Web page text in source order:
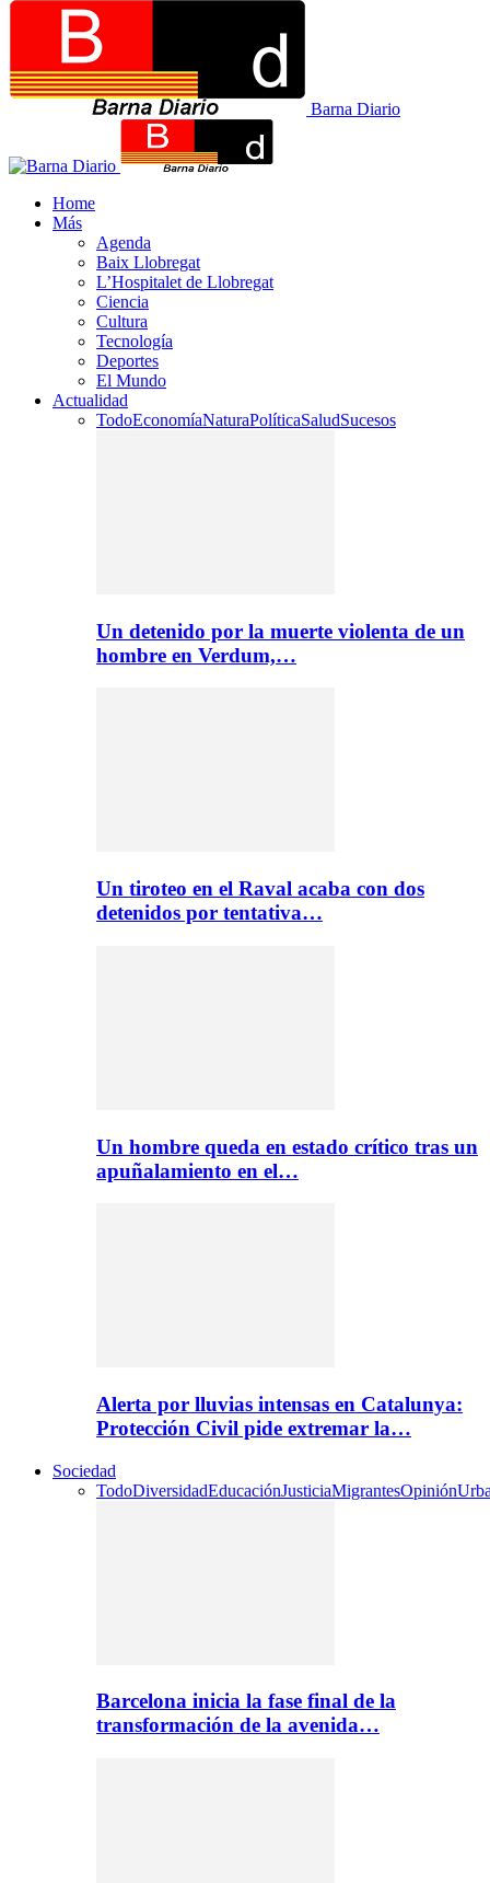
Barna Diario
Home
Más
Agenda
Baix Llobregat
L’Hospitalet de Llobregat
Ciencia
Cultura
Tecnología
Deportes
El Mundo
Actualidad
TodoEconomíaNaturaPolíticaSaludSucesos
Un detenido por la muerte violenta de un
hombre en Verdum,…
Un tiroteo en el Raval acaba con dos
detenidos por tentativa…
Un hombre queda en estado crítico tras un
apuñalamiento en el…
Alerta por lluvias intensas en Catalunya:
Protección Civil pide extremar la…
Sociedad
TodoDiversidadEducaciónJusticiaMigrantesOpinión
Barcelona inicia la fase final de la
transformación de la avenida…